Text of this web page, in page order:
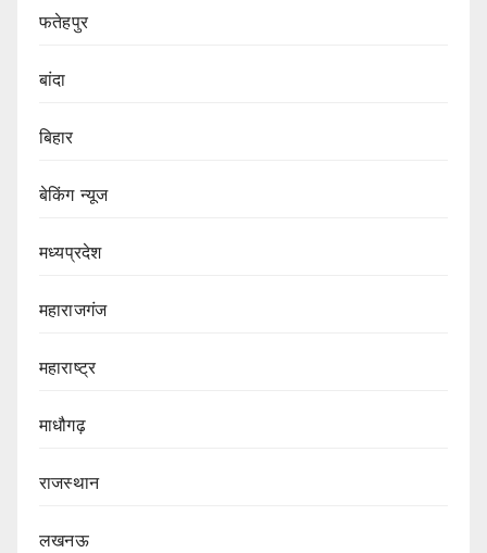
फतेहपुर
बांदा
बिहार
बेकिंग न्यूज
मध्यप्रदेश
महाराजगंज
महाराष्ट्र
माधौगढ़
राजस्थान
लखनऊ